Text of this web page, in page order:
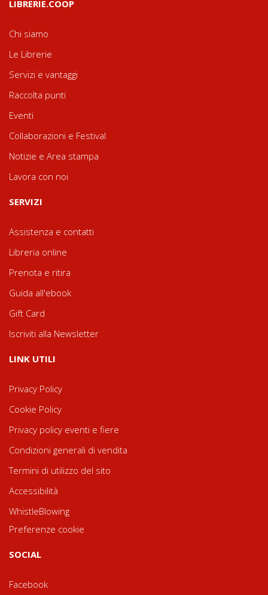
LIBRERIE.COOP
Chi siamo
Le Librerie
Servizi e vantaggi
Raccolta punti
Eventi
Collaborazioni e Festival
Notizie e Area stampa
Lavora con noi
SERVIZI
Assistenza e contatti
Libreria online
Prenota e ritira
Guida all'ebook
Gift Card
Iscriviti alla Newsletter
LINK UTILI
Privacy Policy
Cookie Policy
Privacy policy eventi e fiere
Condizioni generali di vendita
Termini di utilizzo del sito
Accessibilità
WhistleBlowing
Preferenze cookie
SOCIAL
Facebook